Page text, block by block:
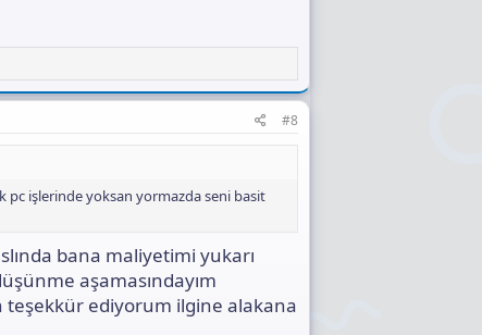
#8
pc işlerinde yoksan yormazda seni basit
bana maliyetimi yukarı
aşamasındayım
teşekkür ediyorum ilgine alakana